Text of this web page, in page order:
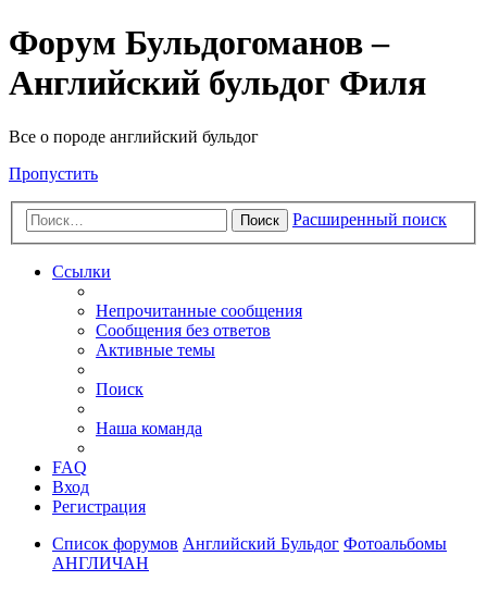
Форум Бульдогоманов –
Английский бульдог Филя
Все о породе английский бульдог
Пропустить
Поиск Расширенный поиск
Ссылки
Непрочитанные сообщения
Сообщения без ответов
Активные темы
Поиск
Наша команда
FAQ
Вход
Регистрация
Список форумов Английский Бульдог Фотоальбомы
АНГЛИЧАН